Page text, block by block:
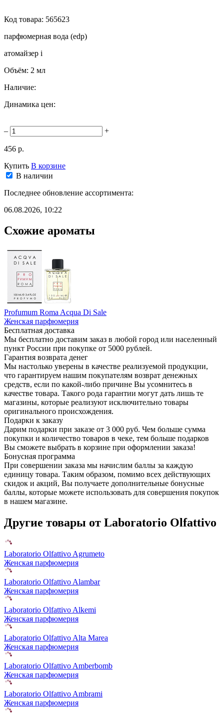
Код товара: 565623
парфюмерная вода (edp)
атомайзер i
Объём: 2 мл
Наличие:
Динамика цен:
– +
456 р.
Купить В корзине
В наличии
Последнее обновление ассортимента:
06.08.2026, 10:22
Схожие ароматы
Profumum Roma Acqua Di Sale
Женская парфюмерия
Бесплатная доставка
Мы бесплатно доставим заказ в любой город или населенный
пункт России при покупке от 5000 рублей.
Гарантия возврата денег
Мы настолько уверены в качестве реализуемой продукции,
что гарантируем нашим покупателям возврат денежных
средств, если по какой-либо причине Вы усомнитесь в
качестве товара. Такого рода гарантии могут дать лишь те
магазины, которые реализуют исключительно товары
оригинального происхождения.
Подарки к заказу
Дарим подарки при заказе от 3 000 руб. Чем больше сумма
покупки и количество товаров в чеке, тем больше подарков
Вы сможете выбрать в корзине при оформлении заказа!
Бонусная программа
При совершении заказа мы начислим баллы за каждую
единицу товара. Таким образом, помимо всех действующих
скидок и акций, Вы получаете дополнительные бонусные
баллы, которые можете использовать для совершения покупок
в нашем магазине.
Другие товары от Laboratorio Olfattivo
Laboratorio Olfattivo Agrumeto
Женская парфюмерия
Laboratorio Olfattivo Alambar
Женская парфюмерия
Laboratorio Olfattivo Alkemi
Женская парфюмерия
Laboratorio Olfattivo Alta Marea
Женская парфюмерия
Laboratorio Olfattivo Amberbomb
Женская парфюмерия
Laboratorio Olfattivo Ambrami
Женская парфюмерия